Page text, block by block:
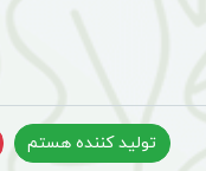
تولید کننده هستم